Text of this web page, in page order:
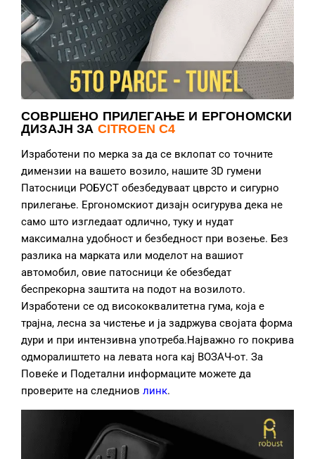
СОВРШЕНО ПРИЛЕГАЊЕ И ЕРГОНОМСКИ
ДИЗАЈН ЗА CITROEN C4
Изработени по мерка за да се вклопат со точните
димензии на вашето возило, нашите 3D гумени
Патосници РОБУСТ обезбедуваат цврсто и сигурно
прилегање. Ергономскиот дизајн осигурува дека не
само што изгледаат одлично, туку и нудат
максимална удобност и безбедност при возење. Без
разлика на марката или моделот на вашиот
автомобил, овие патосници ќе обезбедат
беспрекорна заштита на подот на возилото.
Изработени се од висококвалитетна гума, која е
трајна, лесна за чистење и ја задржува својата форма
дури и при интензивна употреба.Најважно го покрива
одморалиштето на левата нога кај ВОЗАЧ-от. За
Повеќе и Подетални информаците можете да
проверите на следниов линк.